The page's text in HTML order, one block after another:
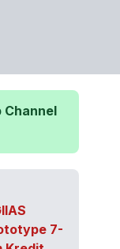
Channel
7-